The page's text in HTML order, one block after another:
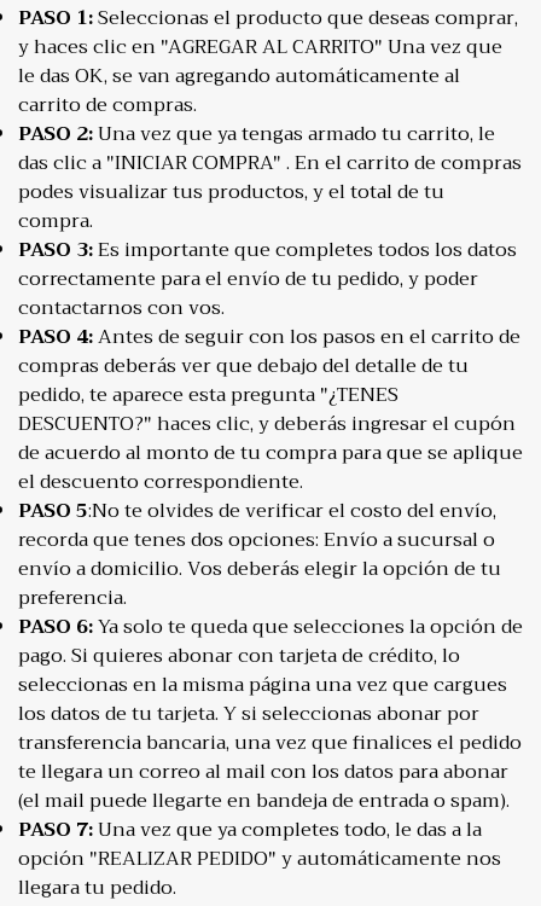
PASO 1:Seleccionas el producto que deseas comprar,
y haces clic en "AGREGAR AL CARRITO" Una vez que
le das OK, se van agregando automáticamente al
carrito de compras.
PASO 2:Una vez que ya tengas armado tu carrito, le
das clic a "INICIAR COMPRA" . En el carrito de compras
podes visualizar tus productos, y el total de tu
compra.
PASO 3:Es importante que completes todos los datos
correctamente para el envío de tu pedido, y poder
contactarnos con vos.
PASO 4:Antes de seguir con los pasos en el carrito de
compras deberás ver que debajo del detalle de tu
pedido, te aparece esta pregunta "¿TENES
DESCUENTO?" haces clic, y deberás ingresar el cupón
de acuerdo al monto de tu compra para que se aplique
el descuento correspondiente.
PASO 5:No te olvides de verificar el costo del envío,
recorda que tenes dos opciones: Envío a sucursal o
envío a domicilio. Vos deberás elegir la opción de tu
preferencia.
PASO 6:Ya solo te queda que selecciones la opción de
pago. Si quieres abonar con tarjeta de crédito, lo
seleccionas en la misma página una vez que cargues
los datos de tu tarjeta. Y si seleccionas abonar por
transferencia bancaria, una vez que finalices el pedido
te llegara un correo al mail con los datos para abonar
(el mail puede llegarte en bandeja de entrada o spam).
PASO 7:Una vez que ya completes todo, le das a la
opción "REALIZAR PEDIDO" y automáticamente nos
llegara tu pedido.